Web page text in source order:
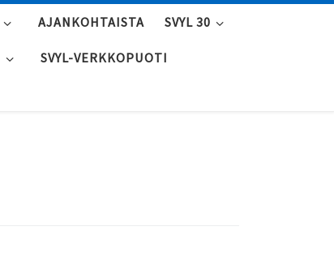
AJANKOHTAISTA SVYL 30
SVYL-VERKKOPUOTI